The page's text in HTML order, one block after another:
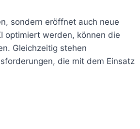
sondern eröffnet auch neue
optimiert werden, können die
Gleichzeitig stehen
die mit dem Einsatz